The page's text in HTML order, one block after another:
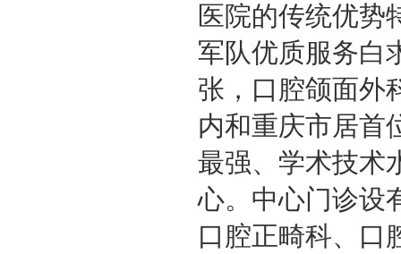
医院的传统优势
军队优质服务白
张，口腔颌面外
内和重庆市居首
最强、学术技术
心。中心门诊设
口腔正畸科、口